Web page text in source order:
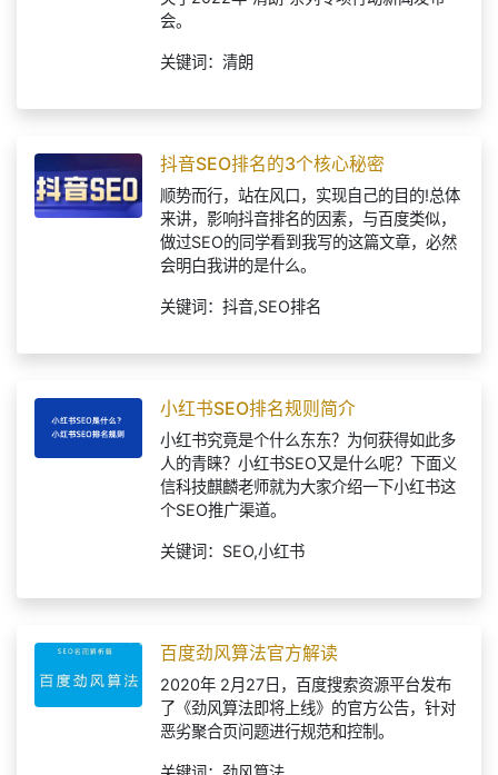
关于2022年“清朗”系列专项行动新闻发布
会。
关键词：清朗
抖音SEO排名的3个核心秘密
顺势而行，站在风口，实现自己的目的!总体
来讲，影响抖音排名的因素，与百度类似，
做过SEO的同学看到我写的这篇文章，必然
会明白我讲的是什么。
关键词：抖音,SEO排名
小红书SEO排名规则简介
小红书究竟是个什么东东？为何获得如此多
人的青睐？小红书SEO又是什么呢？下面义
信科技麒麟老师就为大家介绍一下小红书这
个SEO推广渠道。
关键词：SEO,小红书
百度劲风算法官方解读
2020年 2月27日，百度搜索资源平台发布
了《劲风算法即将上线》的官方公告，针对
恶劣聚合页问题进行规范和控制。